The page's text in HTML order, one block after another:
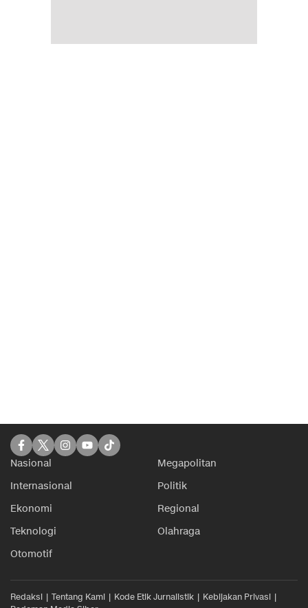
Nasional
Megapolitan
Internasional
Politik
Ekonomi
Regional
Teknologi
Olahraga
Otomotif
Redaksi Tentang Kami Kode Etik Jurnalistik
Kebijakan Privasi